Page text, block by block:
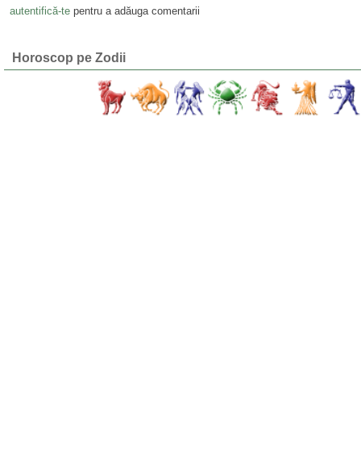
autentifică-tepentru a adăuga comentarii
Horoscop pe Zodii